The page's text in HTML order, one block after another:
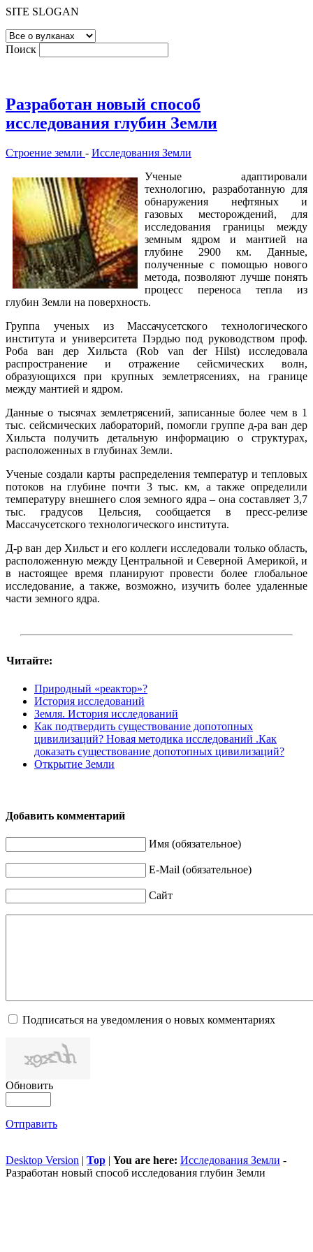
SITE SLOGAN
Поиск
Разработан новый способ
исследования глубин Земли
Строение земли - Исследования Земли
Ученые адаптировали
технологию, разработанную для
обнаружения нефтяных и
газовых месторождений, для
исследования границы между
земным ядром и мантией на
глубине 2900 км. Данные,
полученные с помощью нового
метода, позволяют лучше понять
процесс переноса тепла из
глубин Земли на поверхность.
Группа ученых из Массачусетского технологического
института и университета Пэрдью под руководством проф.
Роба ван дер Хильста (Rob van der Hilst) исследовала
распространение и отражение сейсмических волн,
образующихся при крупных землетрясениях, на границе
между мантией и ядром.
Данные о тысячах землетрясений, записанные более чем в 1
тыс. сейсмических лабораторий, помогли группе д-ра ван дер
Хильста получить детальную информацию о структурах,
расположенных в глубинах Земли.
Ученые создали карты распределения температур и тепловых
потоков на глубине почти 3 тыс. км, а также определили
температуру внешнего слоя земного ядра – она составляет 3,7
тыс. градусов Цельсия, сообщается в пресс-релизе
Массачусетского технологического института.
Д-р ван дер Хильст и его коллеги исследовали только область,
расположенную между Центральной и Северной Америкой, и
в настоящее время планируют провести более глобальное
исследование, а также, возможно, изучить более удаленные
части земного ядра.
Читайте:
Природный «реактор»?
История исследований
Земля. История исследований
Как подтвердить существование допотопных
цивилизаций? Новая методика исследований .Как
доказать существование допотопных цивилизаций?
Открытие Земли
Добавить комментарий
Имя (обязательное)
E-Mail (обязательное)
Сайт
Подписаться на уведомления о новых комментариях
Обновить
Отправить
Desktop Version | Top | You are here: Исследования Земли -
Разработан новый способ исследования глубин Земли